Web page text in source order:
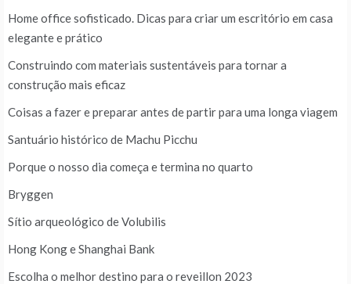
Home office sofisticado. Dicas para criar um escritório em casa
elegante e prático
Construindo com materiais sustentáveis para tornar a
construção mais eficaz
Coisas a fazer e preparar antes de partir para uma longa viagem
Santuário histórico de Machu Picchu
Porque o nosso dia começa e termina no quarto
Bryggen
Sítio arqueológico de Volubilis
Hong Kong e Shanghai Bank
Escolha o melhor destino para o reveillon 2023